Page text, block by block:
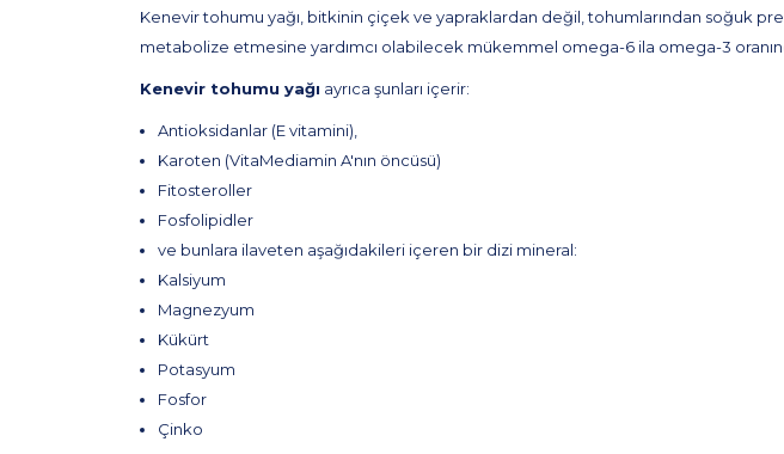
Kenevir tohumu yağı, bitkinin çiçek ve yapraklardan değil, tohumlarından soğuk
metabolize etmesine yardımcı olabilecek mükemmel omega-6 ila omega-3
Kenevir tohumu yağı ayrıca şunları içerir:
Antioksidanlar (E vitamini),
Karoten (VitaMediamin A'nın öncüsü)
Fitosteroller
Fosfolipidler
ve bunlara ilaveten aşağıdakileri içeren bir dizi mineral:
Kalsiyum
Magnezyum
Kükürt
Potasyum
Fosfor
Çinko